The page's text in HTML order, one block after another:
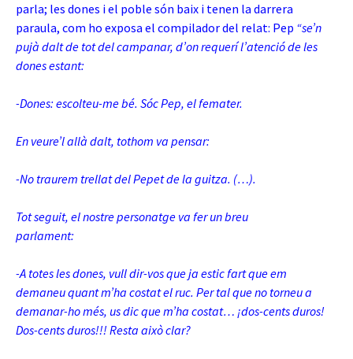
parla; les dones i el poble són baix i tenen la darrera
paraula, com ho exposa el compilador del relat: Pep “se’n
pujà dalt de tot del campanar, d’on requerí l’atenció de les
dones estant:
-Dones: escolteu-me bé. Sóc Pep, el femater.
En veure’l allà dalt, tothom va pensar:
-No traurem trellat del Pepet de la guitza. (…).
Tot seguit, el nostre personatge va fer un breu
parlament:
-A totes les dones, vull dir-vos que ja estic fart que em
demaneu quant m’ha costat el ruc. Per tal que no torneu a
demanar-ho més, us dic que m’ha costat… ¡dos-cents duros!
Dos-cents duros!!! Resta això clar?